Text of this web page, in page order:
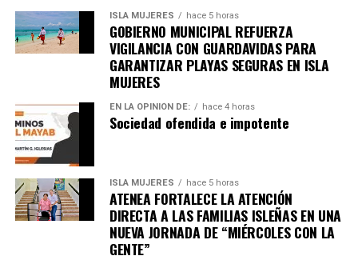
Recibe las noticias al instante
Únete al canal oficial de WhatsApp de
Quinto Podery recibe las noticias más
importantes de Quintana Roo directamente
en tu teléfono.
ISLA MUJERES hace 5 horas
GOBIERNO MUNICIPAL REFUERZA
VIGILANCIA CON GUARDAVIDAS PARA
GARANTIZAR PLAYAS SEGURAS EN ISLA
MUJERES
EN LA OPINIÓN DE: hace 4 horas
Sociedad ofendida e impotente
ISLA MUJERES hace 5 horas
ATENEA FORTALECE LA ATENCIÓN
DIRECTA A LAS FAMILIAS ISLEÑAS EN UNA
NUEVA JORNADA DE “MIÉRCOLES CON LA
GENTE”